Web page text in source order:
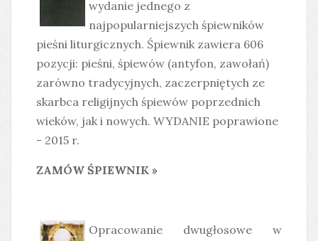
wydanie jednego z
najpopularniejszych śpiewników
pieśni liturgicznych. Śpiewnik zawiera 606
pozycji: pieśni, śpiewów (antyfon, zawołań)
zarówno tradycyjnych, zaczerpniętych ze
skarbca religijnych śpiewów poprzednich
wieków, jak i nowych. WYDANIE poprawione
- 2015 r.
ZAMÓW ŚPIEWNIK »
Opracowanie dwugłosowe w